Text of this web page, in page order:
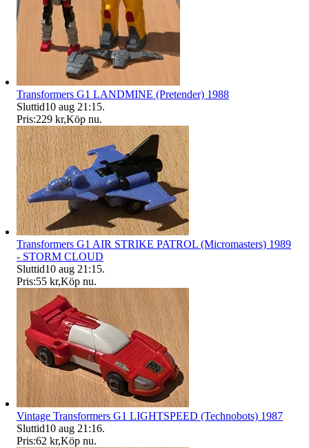
Transformers G1 LANDMINE (Pretender) 1988
Sluttid10 aug 21:15.
Pris:229 kr,Köp nu.
Transformers G1 AIR STRIKE PATROL (Micromasters) 1989
- STORM CLOUD
Sluttid10 aug 21:15.
Pris:55 kr,Köp nu.
Vintage Transformers G1 LIGHTSPEED (Technobots) 1987
Sluttid10 aug 21:16.
Pris:62 kr,Köp nu.